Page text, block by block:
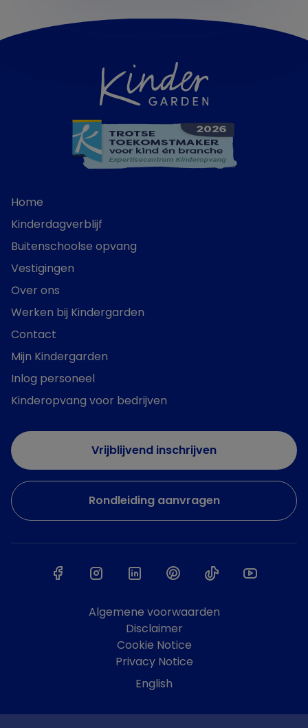
Home
Kinderdagverblijf
Buitenschoolse opvang
Vestigingen
Over ons
Werken bij Kindergarden
Contact
Mijn Kindergarden
Inlog personeel
Kinderopvang voor bedrijven
Vrijblijvend inschrijven
Rondleiding aanvragen
Algemene voorwaarden
Disclaimer
Cookie Notice
Privacy Notice
English